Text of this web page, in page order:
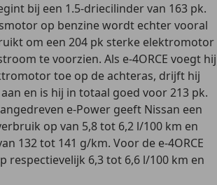
bij een 1.5-driecilinder van 163 pk.
op benzine wordt echter vooral
om een 204 pk sterke elektromotor
te voorzien. Als e-4ORCE voegt hij
toe op de achteras, drijft hij
aan en is hij in totaal goed voor 213 pk.
e-Power geeft Nissan een
op van 5,8 tot 6,2 l/100 km en
132 tot 141 g/km. Voor de e-4ORCE
respectievelijk 6,3 tot 6,6 l/100 km en